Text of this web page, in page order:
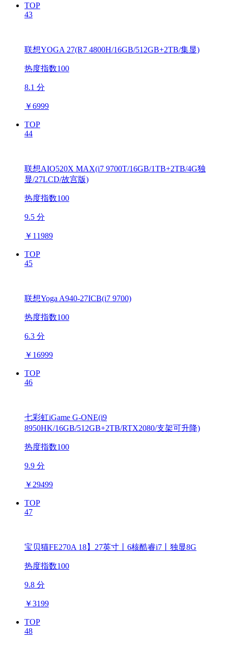
TOP
43
联想YOGA 27(R7 4800H/16GB/512GB+2TB/集显)
热度指数100
8.1 分
￥6999
TOP
44
联想AIO520X MAX(i7 9700T/16GB/1TB+2TB/4G独
显/27LCD/故宫版)
热度指数100
9.5 分
￥ 11989
TOP
45
联想Yoga A940-27ICB(i7 9700)
热度指数100
6.3 分
￥ 16999
TOP
46
七彩虹iGame G-ONE(i9
8950HK/16GB/512GB+2TB/RTX2080/支架可升降)
热度指数100
9.9 分
￥ 29499
TOP
47
宝贝猫FE270A 18】27英寸丨6核酷睿i7丨独显8G
热度指数100
9.8 分
￥3199
TOP
48